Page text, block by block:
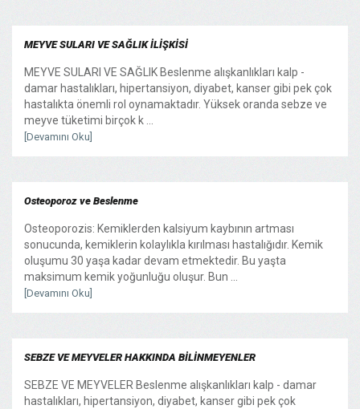
MEYVE SULARI VE SAĞLIK İLİŞKİSİ
MEYVE SULARI VE SAĞLIK Beslenme alışkanlıkları kalp -
damar hastalıkları, hipertansiyon, diyabet, kanser gibi pek çok
hastalıkta önemli rol oynamaktadır. Yüksek oranda sebze ve
meyve tüketimi birçok k ...
[Devamını Oku]
Osteoporoz ve Beslenme
Osteoporozis: Kemiklerden kalsiyum kaybının artması
sonucunda, kemiklerin kolaylıkla kırılması hastalığıdır. Kemik
oluşumu 30 yaşa kadar devam etmektedir. Bu yaşta
maksimum kemik yoğunluğu oluşur. Bun ...
[Devamını Oku]
SEBZE VE MEYVELER HAKKINDA BİLİNMEYENLER
SEBZE VE MEYVELER Beslenme alışkanlıkları kalp - damar
hastalıkları, hipertansiyon, diyabet, kanser gibi pek çok